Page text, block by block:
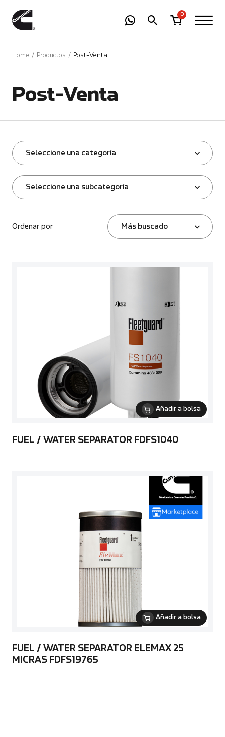
0
Home Productos Post-Venta
Post-Venta
Seleccione una categoría
Seleccione una subcategoría
Ordenar por Más buscado
Añadir a bolsa
FUEL / WATER SEPARATOR FDFS1040
Añadir a bolsa
FUEL / WATER SEPARATOR ELEMAX 25
MICRAS FDFS19765